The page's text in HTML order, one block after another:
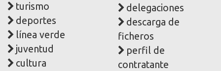
turismo
deportes
línea verde
juventud
cultura
delegaciones
descarga de
ficheros
perfil de
contratante